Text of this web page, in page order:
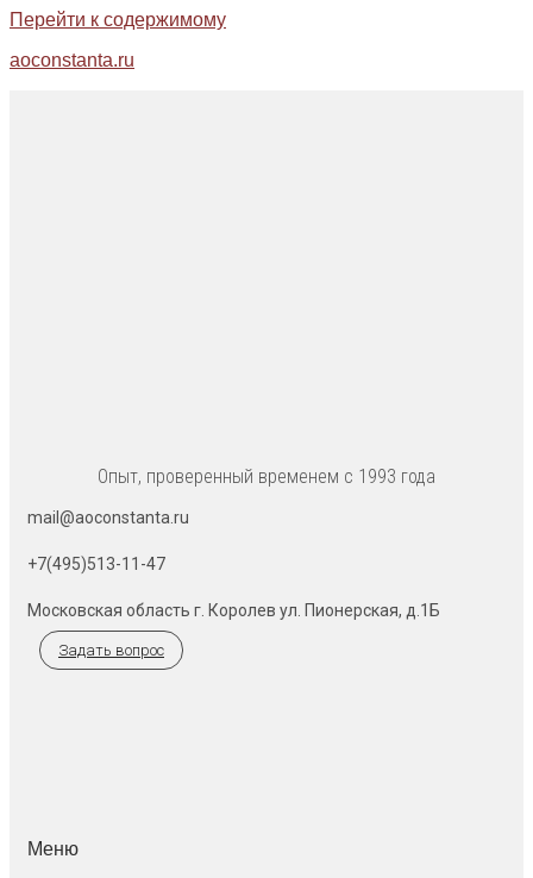
Перейти к содержимому
aoconstanta.ru
Опыт, проверенный временем с 1993 года
mail@aoconstanta.ru
+7(495)513-11-47
Московская область г. Королев ул. Пионерская, д.1Б
Задать вопрос
Меню